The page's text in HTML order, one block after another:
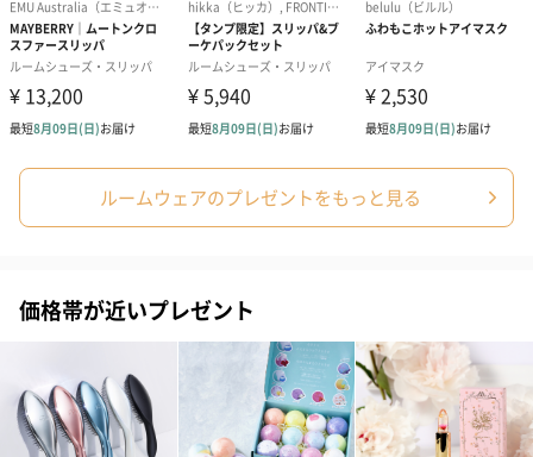
アールグレイ（HAPPY
BIRTHDAY TO YOU）
（660円）
アールグレイティー
（660円）
フルーツティ
円）
ルームウェアのプレゼントをもっと見る
価格帯が近いプレゼント